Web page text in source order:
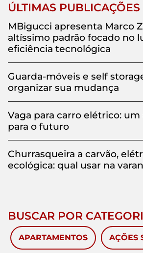
ÚLTIMAS PUBLICAÇÕES
MBigucci apresenta Marco
altíssimo padrão focado no
eficiência tecnológica
Guarda-móveis e self
organizar sua mudança
Vaga para carro elétrico:
para o futuro
Churrasqueira a carvão,
ecológica: qual usar na
BUSCAR POR
APARTAMENTOS AÇÕES